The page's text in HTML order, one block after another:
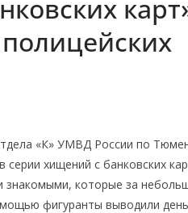
«К» УМВД России по
хищений с банковских
знакомыми, которые за
фигуранты выводили